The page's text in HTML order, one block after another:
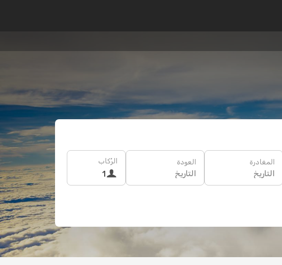
المغادرة
التاريخ
العودة
التاريخ
الرُكاب
1